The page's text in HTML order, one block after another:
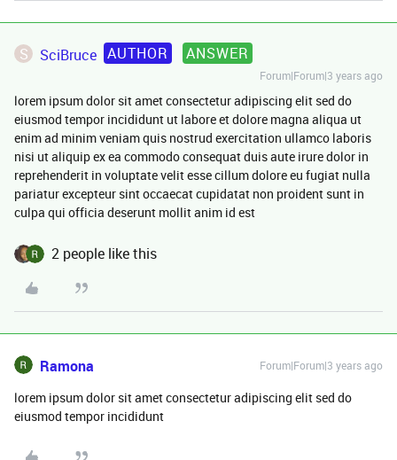
S SciBruce AUTHOR ANSWER
Forum|Forum|3 years ago
lorem ipsum dolor sit amet consectetur adipiscing elit sed do
eiusmod tempor incididunt ut labore et dolore magna aliqua ut
enim ad minim veniam quis nostrud exercitation ullamco laboris
nisi ut aliquip ex ea commodo consequat duis aute irure dolor in
reprehenderit in voluptate velit esse cillum dolore eu fugiat nulla
pariatur excepteur sint occaecat cupidatat non proident sunt in
culpa qui officia deserunt mollit anim id est
2 people like this
Ramona Forum|Forum|3 years ago
lorem ipsum dolor sit amet consectetur adipiscing elit sed do
eiusmod tempor incididunt